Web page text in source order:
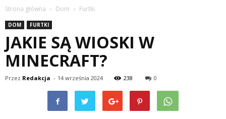
Strona główna Dom Furtki
DOM FURTKI
JAKIE SĄ WIOSKI W
MINECRAFT?
Przez Redakcja - 14 września 2024 238 0